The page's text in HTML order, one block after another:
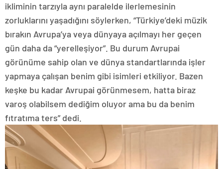
ikliminin tarzıyla aynı paralelde ilerlemesinin
zorluklarını yaşadığını söylerken, “Türkiye’deki müzik
bırakın Avrupa’ya veya dünyaya açılmayı her geçen
gün daha da “yerelleşiyor”. Bu durum Avrupai
görünüme sahip olan ve dünya standartlarında işler
yapmaya çalışan benim gibi isimleri etkiliyor. Bazen
keşke bu kadar Avrupai görünmesem, hatta biraz
varoş olabilsem dediğim oluyor ama bu da benim
fıtratıma ters” dedi.